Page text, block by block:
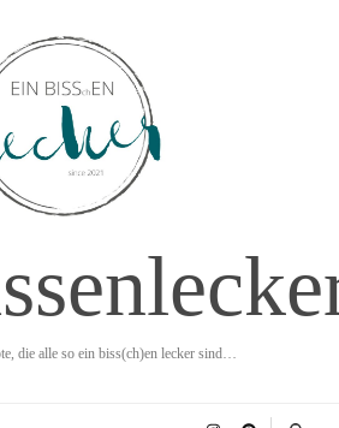
die alle so ein biss(ch)en lecker sind…